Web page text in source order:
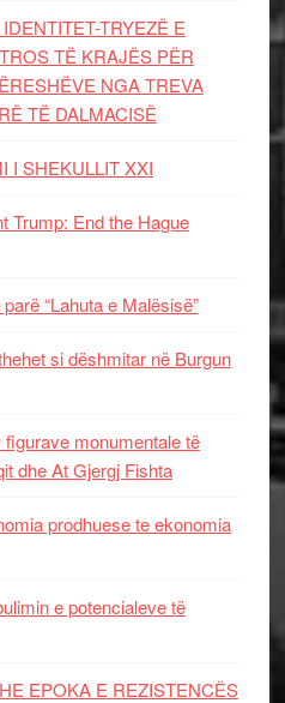
TRYEZË E
TË KRAJËS PËR
NGA TREVA
TË DALMACISË
I SHEKULLIT XXI
Trump: End the Hague
“Lahuta e Malësisë”
si dëshmitar në Burgun
monumentale të
dhe At Gjergj Fishta
prodhuese te ekonomia
e potencialeve të
EPOKA E REZISTENCЁS